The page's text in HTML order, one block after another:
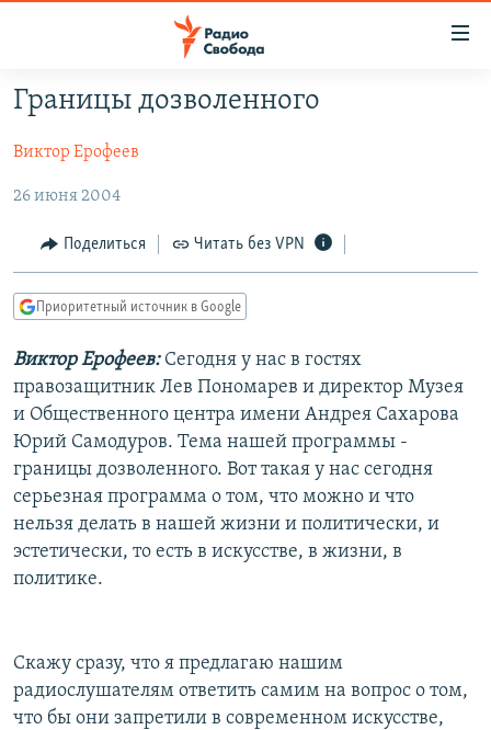
упрощенного
Вернуться
содержанию
Вернутся
главной
навигации
Вернутся
поиску
ПРОГРАММЫ
ПОДКАСТЫ
АВТОРСКИЕ ПРОЕКТЫ
ЦИТАТЫ СВОБОДЫ
МНЕНИЯ
КУЛЬТУРА
IDEL.РЕАЛИИ
КАВКАЗ.РЕАЛИИ
СЕВЕР.РЕАЛИИ
СИБИРЬ.РЕАЛИИ
РАСПИСАНИЕ ВЕЩАНИЯ
ПОДПИШИТЕСЬ НА РАССЫЛКУ
Границы дозволенного
Виктор Ерофеев
26 июня 2004
Поделиться Читать без VPN
Приоритетный источник в Google
Виктор Ерофеев:Сегодня у нас в гостях
правозащитник Лев Пономарев и директор Музея
и Общественного центра имени Андрея Сахарова
Юрий Самодуров. Тема нашей программы -
границы дозволенного. Вот такая у нас сегодня
серьезная программа о том, что можно и что
нельзя делать в нашей жизни и политически, и
эстетически, то есть в искусстве, в жизни, в
политике.
Скажу сразу, что я предлагаю нашим
радиослушателям ответить самим на вопрос о том,
что бы они запретили в современном искусстве,